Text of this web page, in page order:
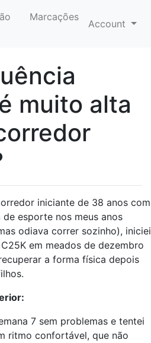
Marcações
Account
muito alta
iniciante de 38 anos com
de esporte nos meus anos
odiava correr sozinho), iniciei
em meados de dezembro
a forma física depois
7 sem problemas e tentei
ritmo confortável, que não